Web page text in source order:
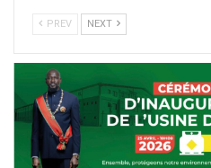
PREV NEXT